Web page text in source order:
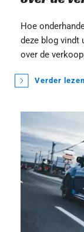
Hoe
deze blog vindt
over de
Verder lezen